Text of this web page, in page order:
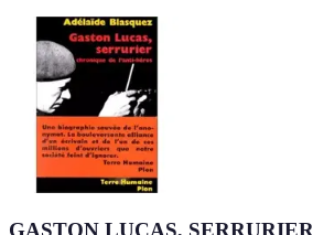
GASTON LUCAS,